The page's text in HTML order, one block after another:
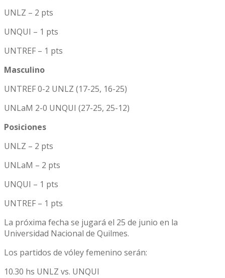
UNLZ – 2 pts
UNQUI – 1 pts
UNTREF – 1 pts
Masculino
UNTREF 0-2 UNLZ (17-25, 16-25)
UNLaM 2-0 UNQUI (27-25, 25-12)
Posiciones
UNLZ – 2 pts
UNLaM – 2 pts
UNQUI – 1 pts
UNTREF – 1 pts
La próxima fecha se jugará el 25 de junio en la
Universidad Nacional de Quilmes.
Los partidos de vóley femenino serán:
10.30 hs UNLZ vs. UNQUI